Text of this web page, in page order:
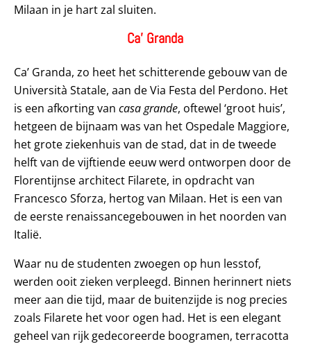
Milaan in je hart zal sluiten.
Ca’ Granda
Ca’ Granda, zo heet het schitterende gebouw van de
Università Statale, aan de Via Festa del Perdono. Het
is een afkorting van casa grande, oftewel ‘groot huis’,
hetgeen de bijnaam was van het Ospedale Maggiore,
het grote ziekenhuis van de stad, dat in de tweede
helft van de vijftiende eeuw werd ontworpen door de
Florentijnse architect Filarete, in opdracht van
Francesco Sforza, hertog van Milaan. Het is een van
de eerste renaissancegebouwen in het noorden van
Italië.
Waar nu de studenten zwoegen op hun lesstof,
werden ooit zieken verpleegd. Binnen herinnert niets
meer aan die tijd, maar de buitenzijde is nog precies
zoals Filarete het voor ogen had. Het is een elegant
geheel van rijk gedecoreerde boogramen, terracotta